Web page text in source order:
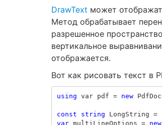
DrawText может
Метод обрабатывает
разрешенное
вертикальное
отображается.
Вот как рисовать текст в
using var pdf = new
const string LongString =
var multiLineOptions = new